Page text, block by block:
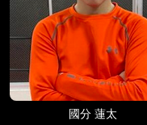
國分 蓮太